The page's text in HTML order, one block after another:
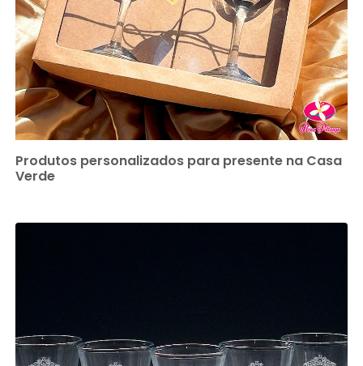
Produtos personalizados para presente na Casa
Verde